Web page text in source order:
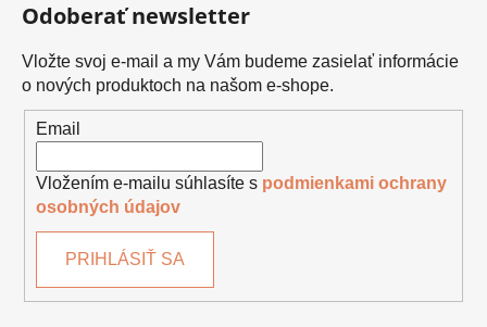
Odoberať newsletter
Vložte svoj e-mail a my Vám budeme zasielať informácie
o nových produktoch na našom e-shope.
Email
Vložením e-mailu súhlasíte s podmienkami ochrany
osobných údajov
PRIHLÁSIŤ SA